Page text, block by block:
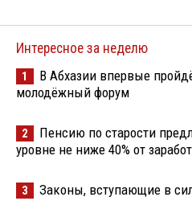
Интересное за неделю
1
В Абхазии впервые
молодёжный форум
2
Пенсию по старости
уровне не ниже 40% от
3 Законы, вступающие в